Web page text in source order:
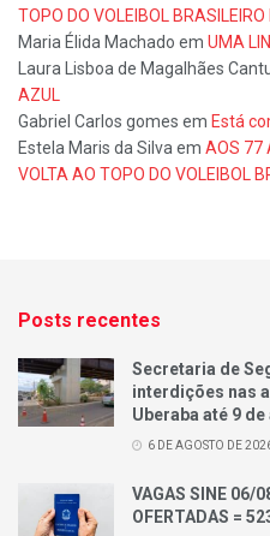
TOPO DO VOLEIBOL
Maria Élida Machado em UMA
Laura Lisboa de Magalhães
AZUL
Gabriel Carlos gomes em Está
Estela Maris da Silva em AOS 77
VOLTA AO TOPO DO VOLEIBOL
Posts recentes
Secretaria de
interdições nas
Uberaba até 9
6 DE AGOSTO DE
VAGAS SINE 06/
OFERTADAS =